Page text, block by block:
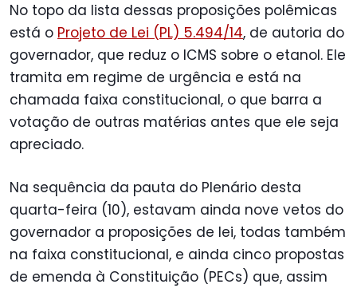
No topo da lista dessas proposições polêmicas
está o Projeto de Lei (PL) 5.494/14, de autoria do
governador, que reduz o ICMS sobre o etanol. Ele
tramita em regime de urgência e está na
chamada faixa constitucional, o que barra a
votação de outras matérias antes que ele seja
apreciado.
Na sequência da pauta do Plenário desta
quarta-feira (10), estavam ainda nove vetos do
governador a proposições de lei, todas também
na faixa constitucional, e ainda cinco propostas
de emenda à Constituição (PECs) que, assim